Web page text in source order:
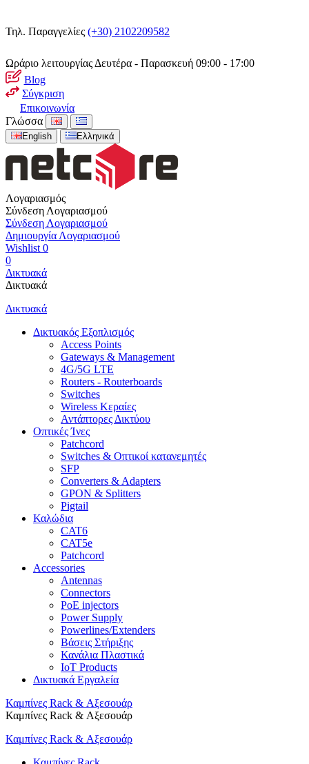
Τηλ. Παραγγελίες (+30) 2102209582
Ωράριο λειτουργίας Δευτέρα - Παρασκευή 09:00 - 17:00
Blog
Σύγκριση
Επικοινωνία
Γλώσσα
English Ελληνικά
Λογαριασμός
Σύνδεση Λογαριασμού
Σύνδεση Λογαριασμού
Δημιουργία Λογαριασμού
Wishlist 0
0
Δικτυακά
Δικτυακά
Δικτυακά
Δικτυακός Εξοπλισμός
Access Points
Gateways & Management
4G/5G LTE
Routers - Routerboards
Switches
Wireless Κεραίες
Αντάπτορες Δικτύου
Οπτικές Ίνες
Patchcord
Switches & Οπτικοί κατανεμητές
SFP
Converters & Adapters
GPON & Splitters
Pigtail
Καλώδια
CAT6
CAT5e
Patchcord
Accessories
Antennas
Connectors
PoE injectors
Power Supply
Powerlines/Extenders
Βάσεις Στήριξης
Κανάλια Πλαστικά
IoT Products
Δικτυακά Εργαλεία
Καμπίνες Rack & Αξεσουάρ
Καμπίνες Rack & Αξεσουάρ
Καμπίνες Rack & Αξεσουάρ